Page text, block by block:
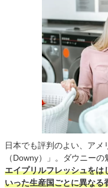
日本でも評判のよい、アメ
（Downy）」。ダウニー
エイプリルフレッシュをは
いった生産国ごとに異なる